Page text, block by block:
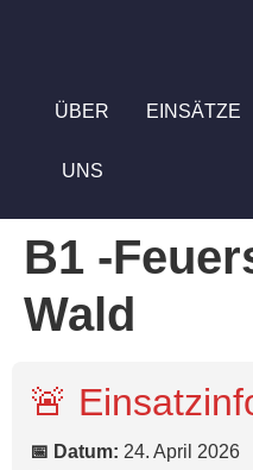
ÜBER
UNS
EINSÄTZE
B1 -
Wald
🚨
📅 Datum: 24. April 2026